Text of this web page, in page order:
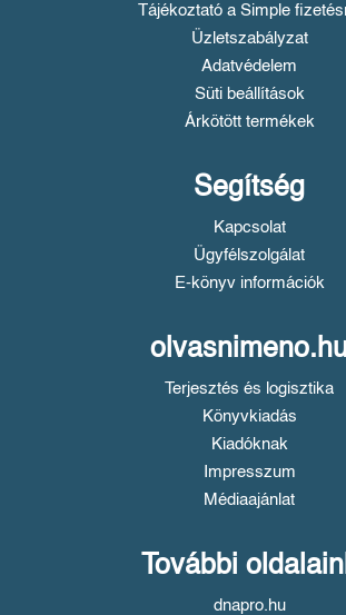
Tájékoztató a Simple
Üzletszabályzat
Adatvédelem
Süti beállítások
Árkötött termékek
Segítség
Kapcsolat
Ügyfélszolgálat
E-könyv információk
olvasnimeno.hu
Terjesztés és logisztika
Könyvkiadás
Kiadóknak
Impresszum
Médiaajánlat
További
dnapro.hu